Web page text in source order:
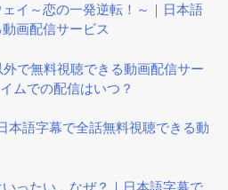
ェイ～恋の一発逆転！～｜日本語
画配信サービス
で無料視聴できる動画配信サー
ムでの配信はいつ？
本語字幕で全話無料視聴できる動
いったい、なぜ？｜日本語字幕で